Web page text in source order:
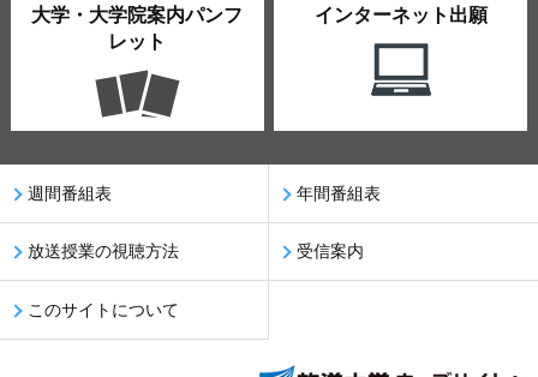
大学・大学院案内パンフ
レット
インターネット出願
週間番組表 年間番組表
放送授業の視聴方法 受信案内
このサイトについて